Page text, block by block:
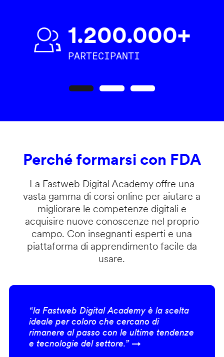
1.200.000+
PARTECIPANTI
Perché formarsi con FDA
La Fastweb Digital Academy offre una
vasta gamma di corsi online per aiutare a
migliorare le competenze digitali e
acquisire nuove conoscenze nel proprio
campo. Con insegnanti esperti e una
piattaforma di apprendimento facile da
usare.
“la Fastweb Digital Academy è la scelta
ideale per coloro che cercano di
rimanere al passo con le ultime tendenze
e tecnologie del settore.” →